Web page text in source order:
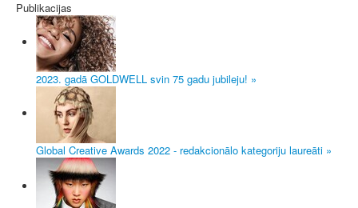
Publikacijas
2023. gadā GOLDWELL svin 75 gadu jubileju! »
Global Creative Awards 2022 - redakcionālo kategoriju laureāti »